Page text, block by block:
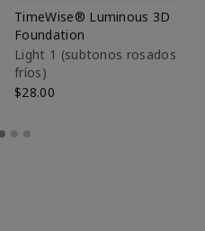
TimeWise® Luminous 3D
Foundation
Light 1​ (subtonos rosados
fríos)
$28.00